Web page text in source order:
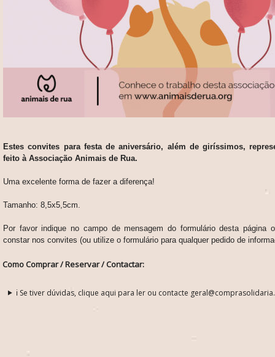
Estes convites para festa de aniversário, além de giríssimos,
feito à Associação Animais de Rua.
Uma excelente forma de fazer a diferença!
Tamanho: 8,5x5,5cm.
Por favor indique no campo de mensagem do formulário desta página
constar nos convites (ou utilize o formulário para qualquer pedido de
Como Comprar / Reservar / Contactar:
ℹ️ Se tiver dúvidas, clique aqui para ler ou contacte